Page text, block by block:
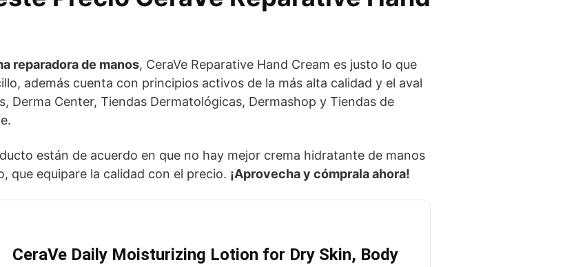
reparadora de manos, CeraVe Reparative Hand Cream es justo lo que
además cuenta con principios activos de la más alta calidad y el aval
Derma Center, Tiendas Dermatológicas, Dermashop y Tiendas de
están de acuerdo en que no hay mejor crema hidratante de manos
que equipare la calidad con el precio. ¡Aprovecha y cómprala ahora!
CeraVe Daily Moisturizing Lotion for Dry Skin, Body